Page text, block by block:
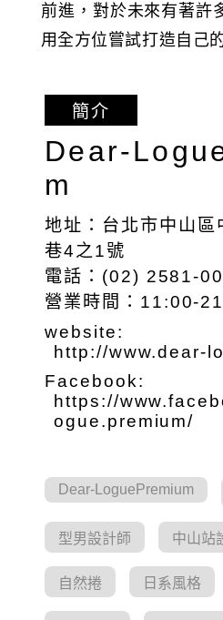
前進，對於未來有著許
用全方位嘗試打造自己
簡介
Dear-
m
地址：台北市中山區
巷4之1號
電話：(02) 2581-
營業時間：11:00-
website:
http://www.dear-
Facebook:
https://
ogue.premium/
Dear-LoguePremium
型男設計師 中山站
自然捲 日系風格